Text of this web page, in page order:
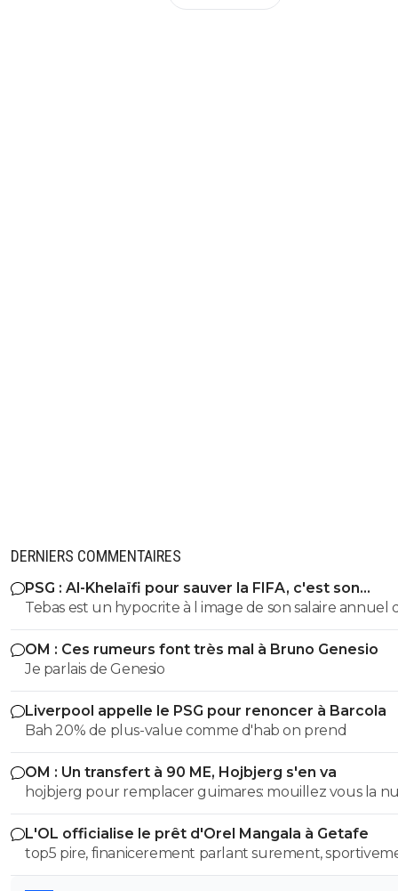
DERNIERS COMMENTAIRES
PSG : Al-Khelaïfi pour sauver la FIFA, c'est son
cauchemar
Tebas est un hypocrite à l image de son salaire annuel
est, à 500000e près, égal à la masse salariale brute de l
effectif entier de malaga en liga 😂
OM : Ces rumeurs font très mal à Bruno Genesio
Je parlais de Genesio
Liverpool appelle le PSG pour renoncer à Barcola
Bah 20% de plus-value comme d'hab on prend
OM : Un transfert à 90 ME, Hojbjerg s'en va
hojbjerg pour remplacer guimares: mouillez vous la
avant quand même
L'OL officialise le prêt d'Orel Mangala à Getafe
top5 pire, finanicerement parlant surement,
parlant on a eu des casseroles bien pire